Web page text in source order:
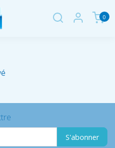
0
S'abonner